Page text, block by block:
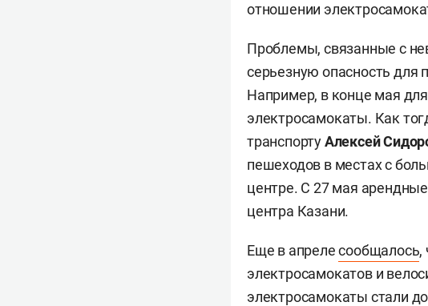
отношении
Проблемы, связанные с
серьезную опасность для
Например, в конце мая
электросамокаты. Как
транспортуАлексей
пешеходов в местах с
центре. С 27 мая
центра Казани.
Еще в апрелесообщалось,
электросамокатов и
электросамокаты стали